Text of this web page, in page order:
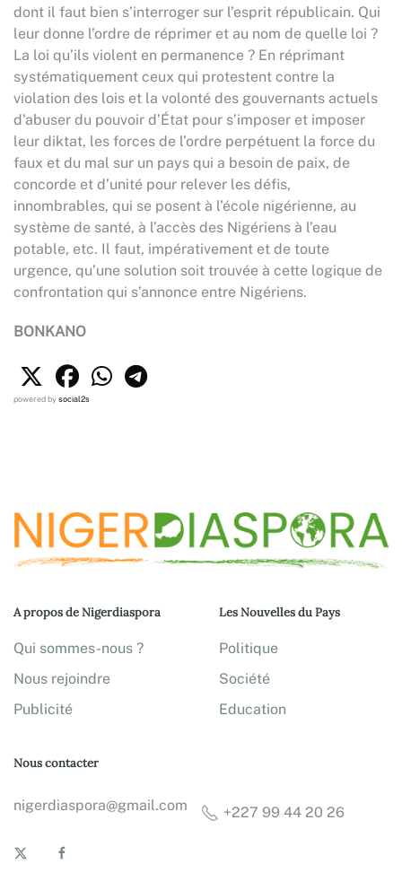
dont il faut bien s’interroger sur l’esprit républicain. Qui
leur donne l’ordre de réprimer et au nom de quelle loi ?
La loi qu’ils violent en permanence ? En réprimant
systématiquement ceux qui protestent contre la
violation des lois et la volonté des gouvernants actuels
d’abuser du pouvoir d’État pour s’imposer et imposer
leur diktat, les forces de l’ordre perpétuent la force du
faux et du mal sur un pays qui a besoin de paix, de
concorde et d’unité pour relever les défis,
innombrables, qui se posent à l’école nigérienne, au
système de santé, à l’accès des Nigériens à l’eau
potable, etc. Il faut, impérativement et de toute
urgence, qu’une solution soit trouvée à cette logique de
confrontation qui s’annonce entre Nigériens.
BONKANO
powered bysocial2s
A propos de Nigerdiaspora
Qui sommes-nous ?
Nous rejoindre
Publicité
Les Nouvelles du Pays
Politique
Société
Education
Nous contacter
nigerdiaspora@gmail.com +227 99 44 20 26